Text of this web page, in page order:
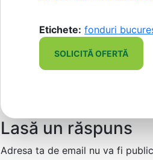
Etichete: fonduri
SOLICITĂ OFERTĂ
Lasă un răspuns
Adresa ta de email nu va fi